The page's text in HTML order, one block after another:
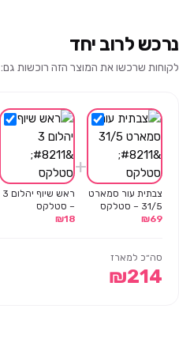
נרכש לרוב יחד
לקוחות שרכשו את המוצר הזה רוכשות גם:
צבתית עור סמארט
31/5 – סטלקס
₪69
+
ראש שיוף יהלום 3
– סטלקס
₪18
סה״כ למארז
₪214